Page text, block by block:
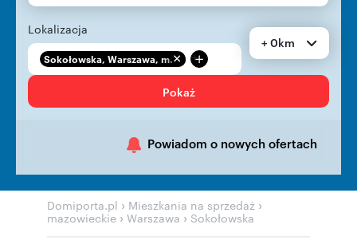
Lokalizacja
Sokołowska, Warszawa, m... +
+ 0km
Pokaż
Powiadom o nowych ofertach
Domiporta.pl › Mieszkania na sprzedaż ›
mazowieckie › Warszawa › Sokołowska